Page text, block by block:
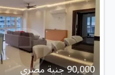
90,000 جنية مصرى